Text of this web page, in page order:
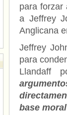
para forzar
a Jeffrey
Anglicana
Jeffrey
para
Llandaff
base